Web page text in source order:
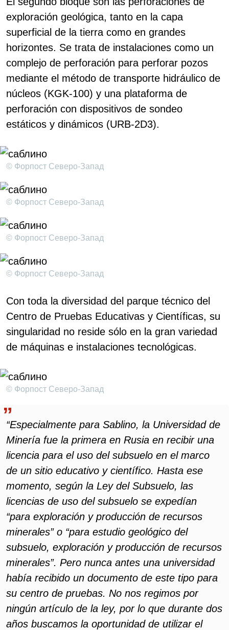
exploración geológica, tanto en la capa
superficial de la tierra como en grandes
horizontes. Se trata de instalaciones como un
complejo de perforación para perforar pozos
mediante el método de transporte hidráulico de
núcleos (KGK-100) y una plataforma de
perforación con dispositivos de sondeo
estáticos y dinámicos (URB-2D3).
© Форпост Северо-Запад
© Форпост Северо-Запад
© Форпост Северо-Запад
© Форпост Северо-Запад
Con toda la diversidad del parque técnico del
Centro de Pruebas Educativas y Científicas, su
singularidad no reside sólo en la gran variedad
de máquinas e instalaciones tecnológicas.
© Форпост Северо-Запад
“Especialmente para Sablino, la Universidad de
Minería fue la primera en Rusia en recibir una
licencia para el uso del subsuelo en el marco
de un sitio educativo y científico. Hasta ese
momento, según la Ley del Subsuelo, las
licencias de uso del subsuelo se expedían
“para exploración y producción de recursos
minerales” o “para estudio geológico del
subsuelo, exploración y producción de recursos
minerales”. Pero nunca antes una universidad
había recibido un documento de este tipo para
su centro de pruebas. No nos regimos por
ningún artículo de la ley, por lo que durante dos
años buscamos la oportunidad de utilizar el